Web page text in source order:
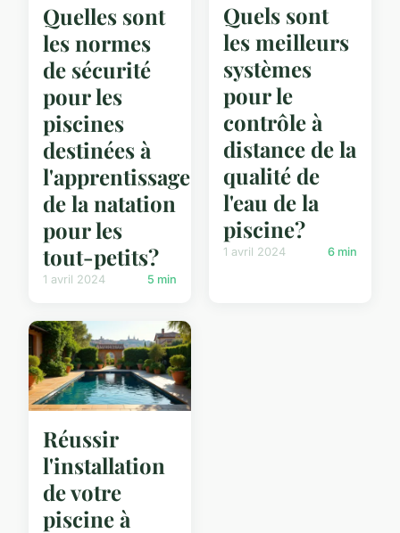
Quelles sont
les normes
de sécurité
pour les
piscines
destinées à
l'apprentissage
de la natation
pour les
tout-petits?
1 avril 2024 5 min
Quels sont
les meilleurs
systèmes
pour le
contrôle à
distance de la
qualité de
l'eau de la
piscine?
1 avril 2024 6 min
Réussir
l'installation
de votre
piscine à